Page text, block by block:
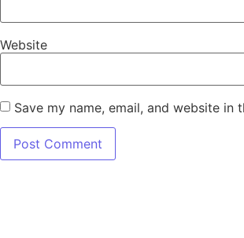
Website
Save my name, email, and website